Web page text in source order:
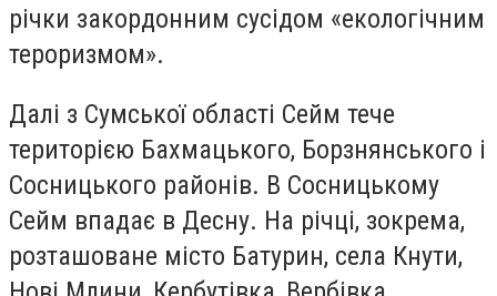
річки закордонним сусідом «екологічним
тероризмом».
Далі з Сумської області Сейм тече
територією Бахмацького, Борзнянського і
Сосницького районів. В Сосницькому
Сейм впадає в Десну. На річці, зокрема,
розташоване місто Батурин, села Кнути,